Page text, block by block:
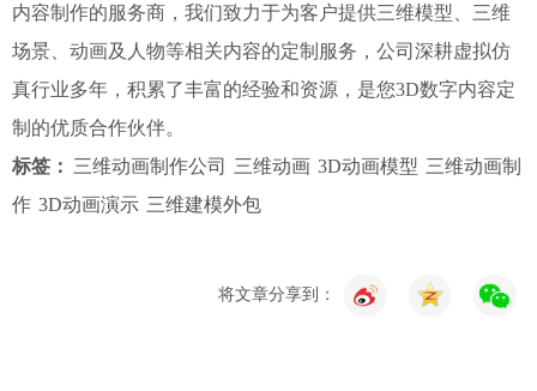
内容制作的服务商，我们致力于为客户提供三维模型、三维
场景、动画及人物等相关内容的定制服务，公司深耕虚拟仿
真行业多年，积累了丰富的经验和资源，是您3D数字内容定
制的优质合作伙伴。
标签： 三维动画制作公司 三维动画 3D动画模型 三维动画制
作 3D动画演示 三维建模外包
将文章分享到：